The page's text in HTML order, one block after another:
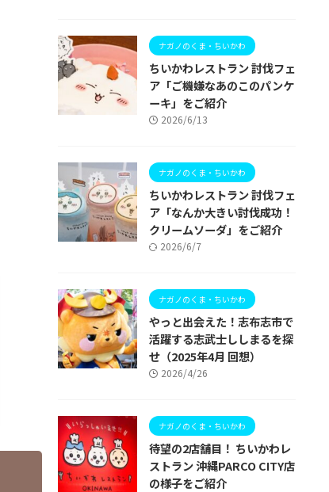
ナガノのくま・ちいかわ
ちいかわレストラン 討伐フェ
ア「ご機嫌なあのこのパンケ
ーキ」をご紹介
2026/6/13
ナガノのくま・ちいかわ
ちいかわレストラン 討伐フェ
ア「なんか大きい討伐成功！
クリームソーダ」をご紹介
2026/6/7
ナガノのくま・ちいかわ
やっと出会えた！志布志市で
活躍する志武士ししまるを探
せ（2025年4月 回想）
2026/4/26
ナガノのくま・ちいかわ
待望の2店舗目！ ちいかわレ
ストラン 沖縄PARCO CITY店
の様子をご紹介